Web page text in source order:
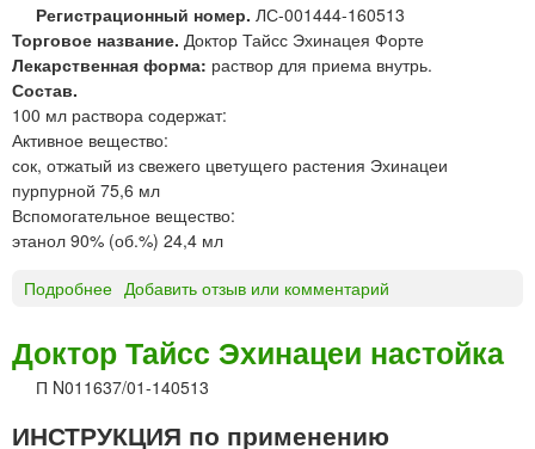
л
с
у
п
е
и
д
я
т
в
о
д
л
я
н
а
р
о
г
п
Регистрационный номер. ЛС-001444-160513
Торговое название. Доктор Тайсс Эхинацея Форте
Лекарственная форма: раствор для приема внутрь.
Состав.
100 мл раствора содержат:
Активное вещество:
сок, отжатый из свежего цветущего растения Эхинацеи
пурпурной 75,6 мл
Вспомогательное вещество:
этанол 90% (об.%) 24,4 мл
Подробнее
К
Т
Р
Добавить отзыв или комментарий
Доктор Тайсс Эхинацеи настойка
П N011637/01-140513
ИНСТРУКЦИЯ по применению